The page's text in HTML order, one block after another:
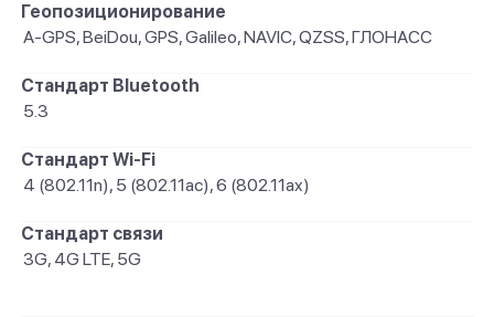
Геопозиционирование
A-GPS, BeiDou, GPS, Galileo, NAVIC, QZSS, ГЛОНАСС
Стандарт Bluetooth
5.3
Стандарт Wi-Fi
4 (802.11n), 5 (802.11ac), 6 (802.11ax)
Стандарт связи
3G, 4G LTE, 5G